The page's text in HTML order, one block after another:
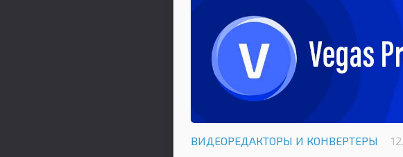
ВИДЕОРЕДАКТОРЫ И КОНВЕРТЕРЫ